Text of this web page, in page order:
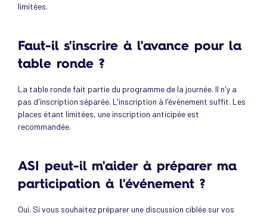
limitées.
Faut-il s'inscrire à l'avance pour la
table ronde ?
La table ronde fait partie du programme de la journée. Il n'y a
pas d'inscription séparée. L'inscription à l'événement suffit. Les
places étant limitées, une inscription anticipée est
recommandée.
ASI peut-il m'aider à préparer ma
participation à l'événement ?
Oui. Si vous souhaitez préparer une discussion ciblée sur vos